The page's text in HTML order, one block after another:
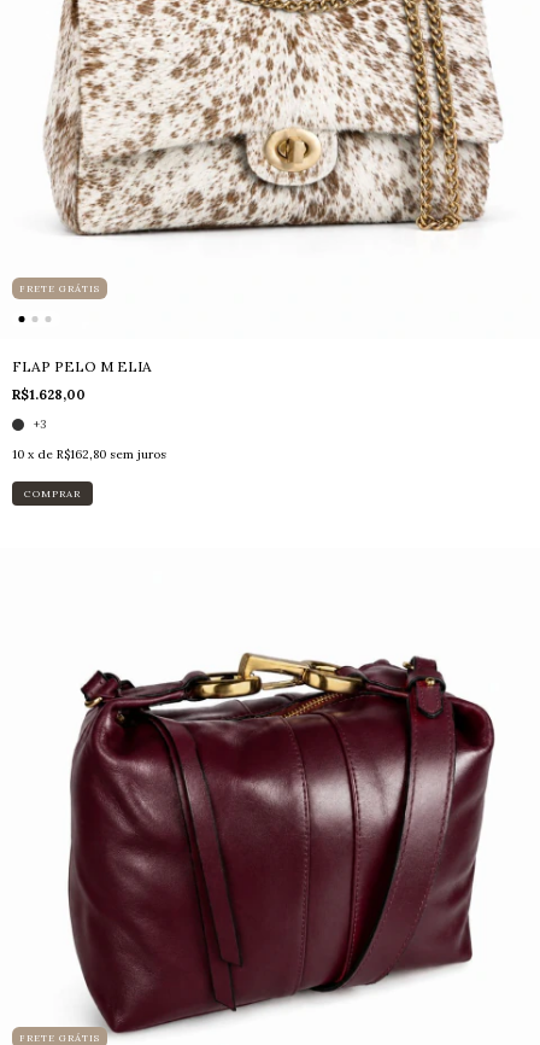
FRETE GRÁTIS
FLAP PELO M ELIA
R$1.628,00
+3
10 x de R$162,80 sem juros
COMPRAR
FRETE GRÁTIS